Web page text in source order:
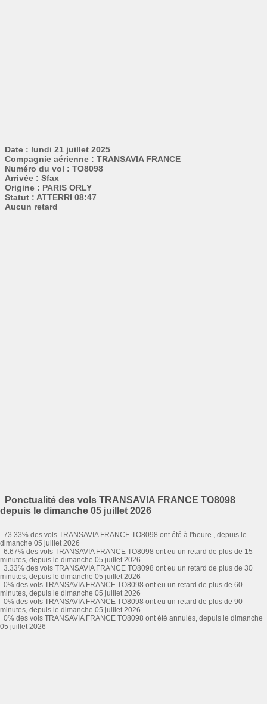
Date : lundi 21 juillet 2025
Compagnie aérienne : TRANSAVIA FRANCE
Numéro du vol : TO8098
Arrivée : Sfax
Origine : PARIS ORLY
Statut : ATTERRI 08:47
Aucun retard
Ponctualité des vols TRANSAVIA FRANCE TO8098
depuis le dimanche 05 juillet 2026
73.33% des vols TRANSAVIA FRANCE TO8098 ont été à l'heure , depuis le
dimanche 05 juillet 2026
6.67% des vols TRANSAVIA FRANCE TO8098 ont eu un retard de plus de 15
minutes, depuis le dimanche 05 juillet 2026
3.33% des vols TRANSAVIA FRANCE TO8098 ont eu un retard de plus de 30
minutes, depuis le dimanche 05 juillet 2026
0% des vols TRANSAVIA FRANCE TO8098 ont eu un retard de plus de 60
minutes, depuis le dimanche 05 juillet 2026
0% des vols TRANSAVIA FRANCE TO8098 ont eu un retard de plus de 90
minutes, depuis le dimanche 05 juillet 2026
0% des vols TRANSAVIA FRANCE TO8098 ont été annulés, depuis le dimanche
05 juillet 2026